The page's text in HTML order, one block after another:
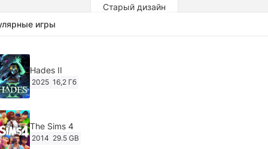
Старый дизайн
игры
Hades II
2025 16,2 Гб
The Sims 4
2014 29.5 GB